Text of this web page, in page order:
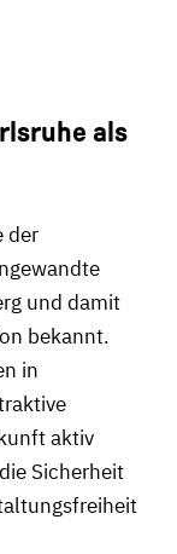
als
der
und damit
bekannt.
in
aktiv
Sicherheit